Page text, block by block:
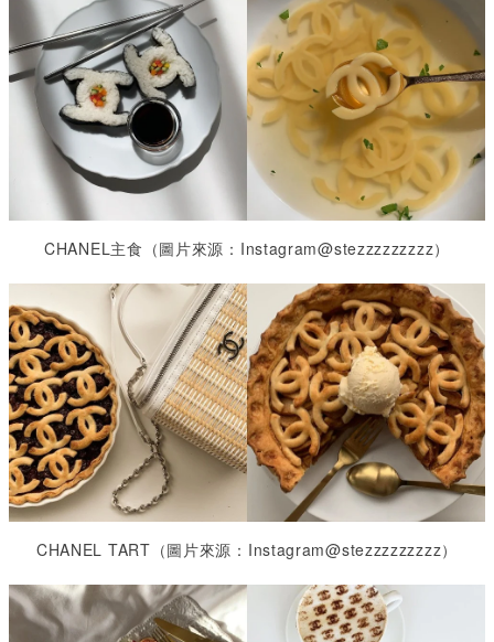
CHANEL主食（圖片來源： Instagram@stezzzzzzzzz）
CHANEL TART （圖片來源： Instagram@stezzzzzzzzz）